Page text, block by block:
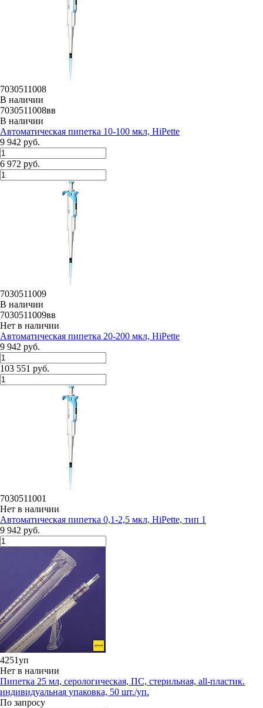
7030511008
В наличии
7030511008вв
В наличии
Автоматическая пипетка 10-100 мкл, HiPette
9 942 руб.
6 972 руб.
7030511009
В наличии
7030511009вв
Нет в наличии
Автоматическая пипетка 20-200 мкл, HiPette
9 942 руб.
103 551 руб.
7030511001
Нет в наличии
Автоматическая пипетка 0,1-2,5 мкл, HiPette, тип 1
9 942 руб.
4251уп
Нет в наличии
Пипетка 25 мл, серологическая, ПС, стерильная, all-пластик.
индивидуальная упаковка, 50 шт./уп.
По запросу